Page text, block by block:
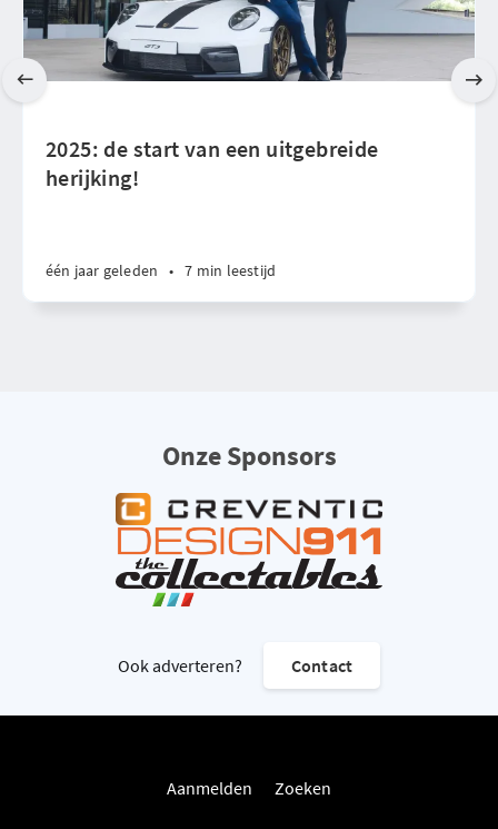
2025: de start van een uitgebreide
herijking!
één jaar geleden • 7 min leestijd
Onze Sponsors
Ook adverteren? Contact
Aanmelden Zoeken